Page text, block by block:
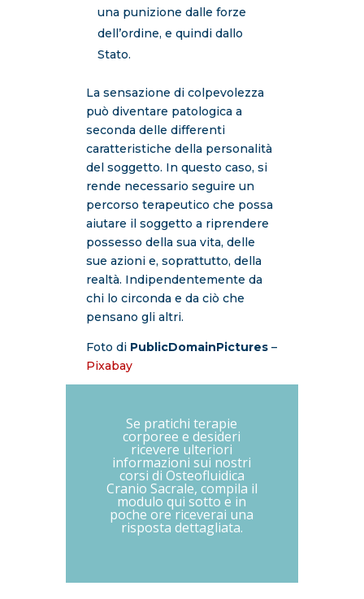
una punizione dalle forze
dell’ordine, e quindi dallo
Stato.
La sensazione di colpevolezza
può diventare patologica a
seconda delle differenti
caratteristiche della personalità
del soggetto. In questo caso, si
rende necessario seguire un
percorso terapeutico che possa
aiutare il soggetto a riprendere
possesso della sua vita, delle
sue azioni e, soprattutto, della
realtà. Indipendentemente da
chi lo circonda e da ciò che
pensano gli altri.
Foto di PublicDomainPictures–
Pixabay
Se pratichi terapie
corporee e desideri
ricevere ulteriori
informazioni sui nostri
corsi di Osteofluidica
Cranio Sacrale, compila il
modulo qui sotto e in
poche ore riceverai una
risposta dettagliata.